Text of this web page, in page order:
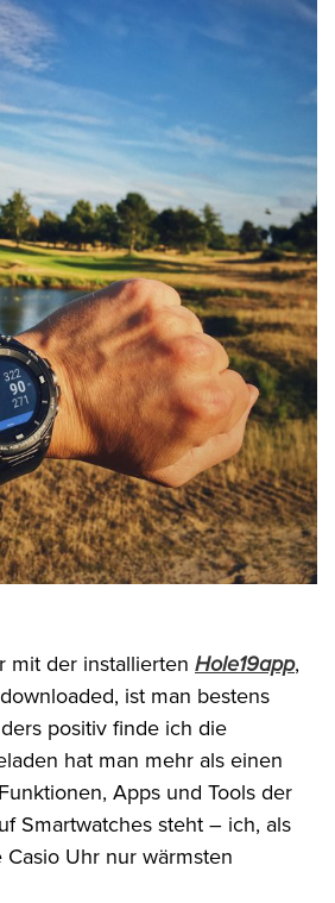
mit der installierten Hole19app,
ist man bestens
positiv finde ich die
hat man mehr als einen
Apps und Tools der
Smartwatches steht – ich, als
Casio Uhr nur wärmsten